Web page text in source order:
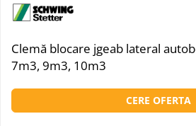
Clemă blocare jgeab lateral
7m3, 9m3, 10m3
CERE OFERTA